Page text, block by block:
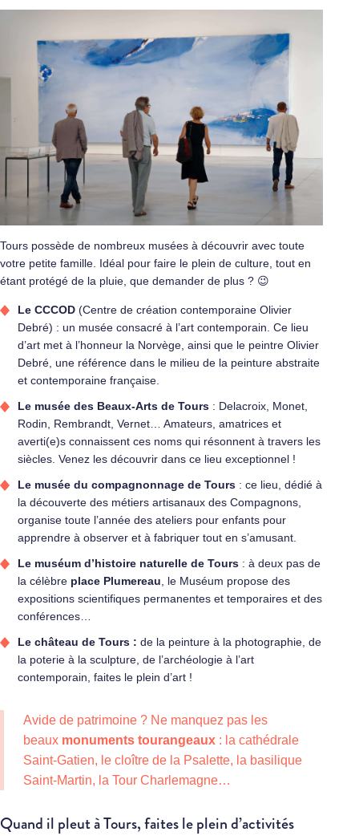
Tours possède de nombreux musées à découvrir avec toute
votre petite famille. Idéal pour faire le plein de culture, tout en
étant protégé de la pluie, que demander de plus ? 😉
Le CCCOD (Centre de création contemporaine Olivier
Debré) : un musée consacré à l’art contemporain. Ce lieu
d’art met à l’honneur la Norvège, ainsi que le peintre Olivier
Debré, une référence dans le milieu de la peinture abstraite
et contemporaine française.
Le musée des Beaux-Arts de Tours : Delacroix, Monet,
Rodin, Rembrandt, Vernet… Amateurs, amatrices et
averti(e)s connaissent ces noms qui résonnent à travers les
siècles. Venez les découvrir dans ce lieu exceptionnel !
Le musée du compagnonnage de Tours : ce lieu, dédié à
la découverte des métiers artisanaux des Compagnons,
organise toute l’année des ateliers pour enfants pour
apprendre à observer et à fabriquer tout en s’amusant.
Le muséum d’histoire naturelle de Tours : à deux pas de
la célèbre place Plumereau, le Muséum propose des
expositions scientifiques permanentes et temporaires et des
conférences…
Le château de Tours : de la peinture à la photographie, de
la poterie à la sculpture, de l’archéologie à l’art
contemporain, faites le plein d’art !
Avide de patrimoine ? Ne manquez pas les
beaux monuments tourangeaux : la cathédrale
Saint-Gatien, le cloître de la Psalette, la basilique
Saint-Martin, la Tour Charlemagne…
Quand il pleut à Tours, faites le plein d’activités